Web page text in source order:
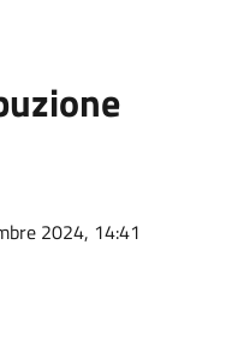
2024, 14:41